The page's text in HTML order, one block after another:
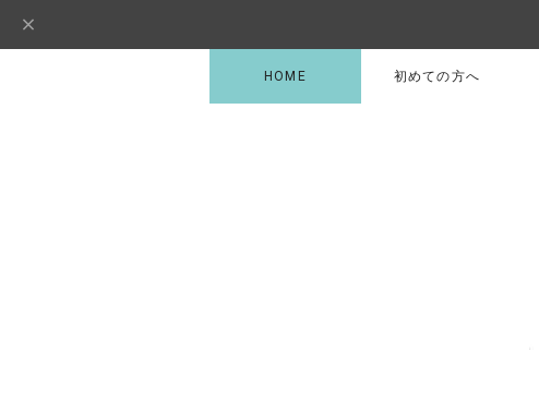
HOME 初めての方へ